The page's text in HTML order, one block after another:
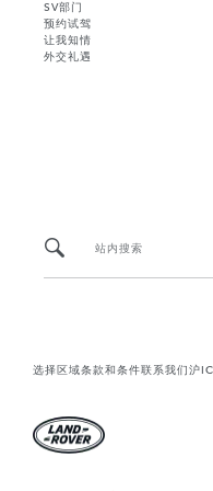
SV部门
预约试驾
让我知情
外交礼遇
站内搜索
选择区域条款和条件联系我们沪